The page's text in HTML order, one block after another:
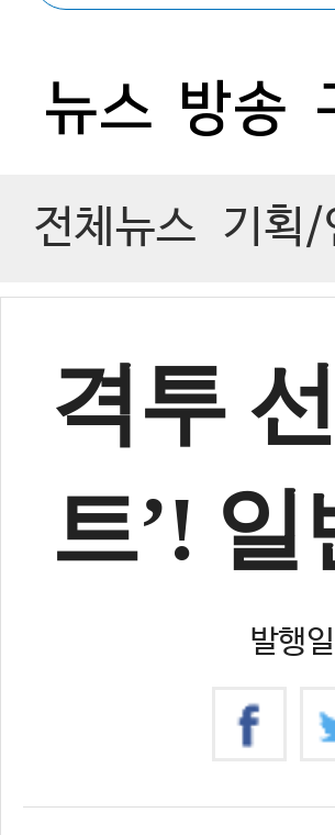
뉴스 방송
전체뉴스 기획/
격투
트’!
발행